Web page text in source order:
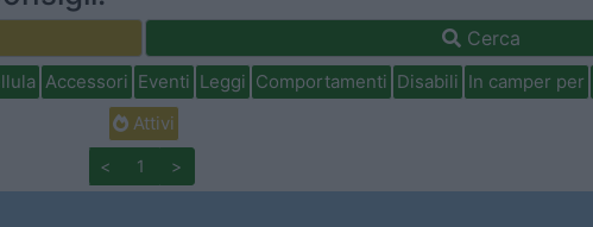
Cerca
Accessori Eventi Leggi Comportamenti Disabili In camper per
Attivi
< 1 >